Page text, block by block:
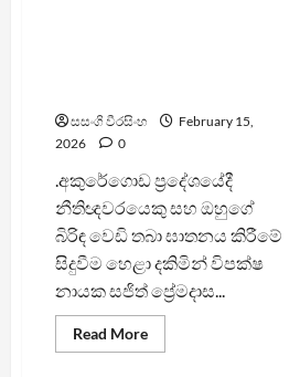
සසංගි වීරසිංහ
February 15,
2026
0
.අකුරේගොඩ ප්‍රදේශයේදී
නීතිඥවරයෙකු සහ ඔහුගේ
බිරිඳ වෙඩි තබා ඝාතනය කිරීමේ
සිදුවීම හෙළා දකිමින් විපක්ෂ
නායක සජිත් ප්‍රේමදාස...
Read MoreRead
more